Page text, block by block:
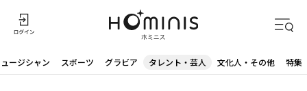
ージシャン スポーツ グラビア タレント・芸人 文化人・その他 特集